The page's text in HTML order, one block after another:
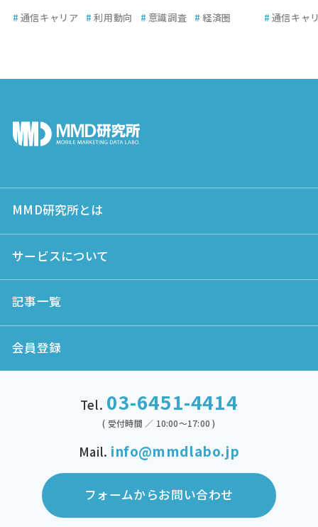
# 通信キャリア # 利用動向 # 意識調査 # 経済圏 # 通信キャ
MMD研究所とは
サービスについて
記事一覧
会員登録
Tel. 03-6451-4414
( 受付時間 ／ 10:00～17:00 )
Mail. info@mmdlabo.jp
フォームからお問い合わせ